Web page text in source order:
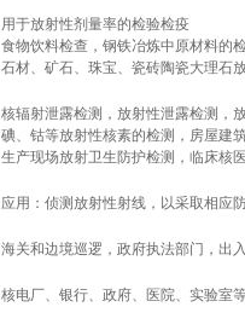
用于放射性剂量率的检验检疫
食物饮料检查，钢铁冶炼中原材料的
石材、矿石、珠宝、瓷砖陶瓷大理石
核辐射泄露检测，放射性泄露检测，
碘、钴等放射性核素的检测，房屋建
生产现场放射卫生防护检测，临床核
应用：侦测放射性射线，以采取相应防
海关和边境巡逻，政府执法部门，出
核电厂、银行、政府、医院、实验室